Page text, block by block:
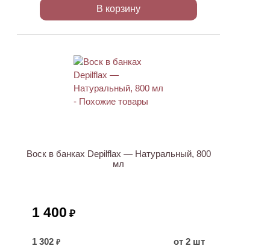
В корзину
Воск в банках Depilflax — Натуральный, 800
мл
1 400 ₽
1 302 ₽
от 2 шт